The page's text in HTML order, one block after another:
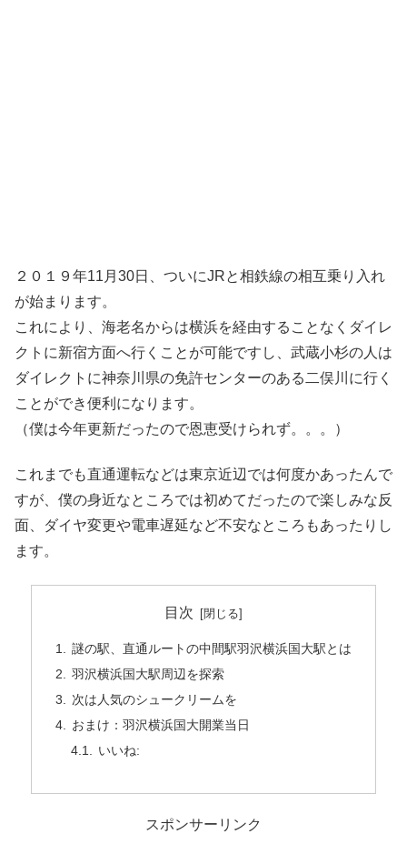
２０１９年11月30日、ついにJRと相鉄線の相互乗り入れ
が始まります。
これにより、海老名からは横浜を経由することなくダイレ
クトに新宿方面へ行くことが可能ですし、武蔵小杉の人は
ダイレクトに神奈川県の免許センターのある二俣川に行く
ことができ便利になります。
（僕は今年更新だったので恩恵受けられず。。。）
これまでも直通運転などは東京近辺では何度かあったんで
すが、僕の身近なところでは初めてだったので楽しみな反
面、ダイヤ変更や電車遅延など不安なところもあったりし
ます。
目次
謎の駅、直通ルートの中間駅羽沢横浜国大駅とは
羽沢横浜国大駅周辺を探索
次は人気のシュークリームを
おまけ：羽沢横浜国大開業当日
いいね:
スポンサーリンク